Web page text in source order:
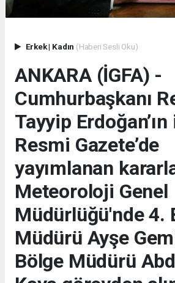
Erkek| Kadın (Haberi Sesli Oku)
ANKARA (İGFA) -
Cumhurbaşkanı
Tayyip
Resmi Gazete’de
yayımlanan
Meteoroloji Genel
Müdürlüğü'nde 4.
Müdürü Ayşe
Bölge Müdürü